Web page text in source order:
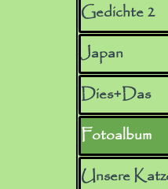
Gedichte 2
Japan
Dies+Das
Fotoalbum
Unsere